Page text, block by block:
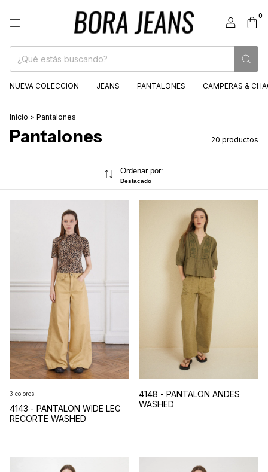
0
NUEVA COLECCION JEANS PANTALONES CAMPERAS &
Inicio > Pantalones
Pantalones 20 productos
Ordenar por:
Destacado
4143 - PANTALON WIDE LEG
RECORTE WASHED
3 colores
4148 - PANTALON ANDES
WASHED